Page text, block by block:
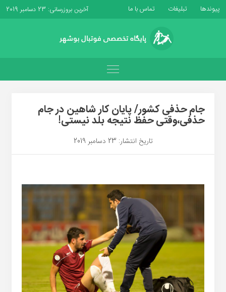
پیوندها تبلیغات تماس با ما آخرین بروزرسانی: 23 دسامبر 2019
جام حذفی کشور/ پایان کار شاهین در جام
حذفی،وقتی حفظ نتیجه بلد نیستی!
تاریخ انتشار: 23 دسامبر 2019